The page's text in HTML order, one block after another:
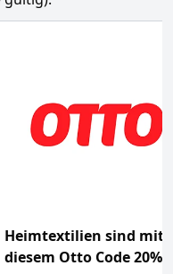
Heimtextilien sind mit
diesem Otto Code 20%